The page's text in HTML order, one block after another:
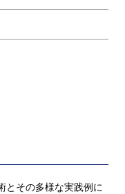
とその多様な実践例に